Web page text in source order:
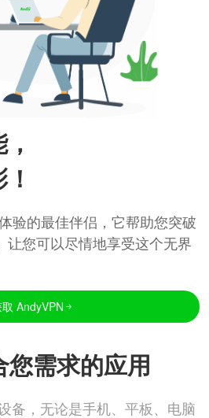
验的最佳伴侣，它帮助您突破
让您可以尽情地享受这个无界
AndyVPN
您需求的应用
备，无论是手机、平板、电脑